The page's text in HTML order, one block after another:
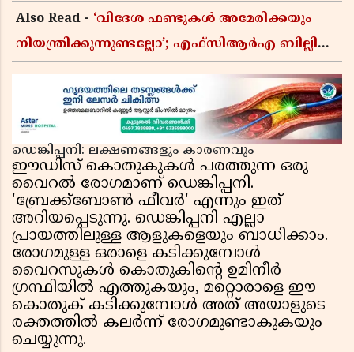
Also Read - ‘വിദേശ ഫണ്ടുകൾ അമേരിക്കയും
നിയന്ത്രിക്കുന്നുണ്ടല്ലോ’; എഫ്സിആർഎ ബില്ലിലെ
ഡെങ്കിപ്പനി: ലക്ഷണങ്ങളും കാരണവും
ഈഡിസ് കൊതുകുകൾ പരത്തുന്ന ഒരു
വൈറൽ രോഗമാണ് ഡെങ്കിപ്പനി.
'ബ്രേക്ക്ബോൺ ഫീവർ' എന്നും ഇത്
അറിയപ്പെടുന്നു. ഡെങ്കിപ്പനി എല്ലാ
പ്രായത്തിലുള്ള ആളുകളെയും ബാധിക്കാം.
രോഗമുള്ള ഒരാളെ കടിക്കുമ്പോൾ
വൈറസുകൾ കൊതുകിൻ്റെ ഉമിനീർ
ഗ്രന്ഥിയിൽ എത്തുകയും, മറ്റൊരാളെ ഈ
കൊതുക് കടിക്കുമ്പോൾ അത് അയാളുടെ
രക്തത്തിൽ കലർന്ന് രോഗമുണ്ടാകുകയും
ചെയ്യുന്നു.